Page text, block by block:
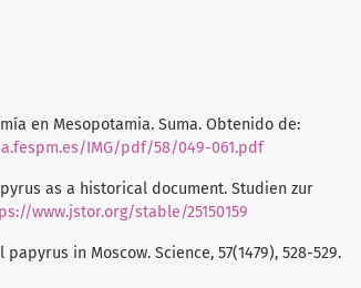
en Mesopotamia. Suma. Obtenido de:
IMG/pdf/58/049-061.pdf
as a historical document. Studien zur
www.jstor.org/stable/25150159
in Moscow. Science, 57(1479), 528-529.